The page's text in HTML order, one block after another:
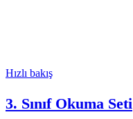
Hızlı bakış
3. Sınıf Okuma Seti